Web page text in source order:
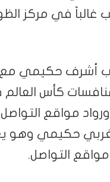
والذي يلعب غالباً
حكيمي مع
ورواد مواقع
حكيمي وهو
التواصل.